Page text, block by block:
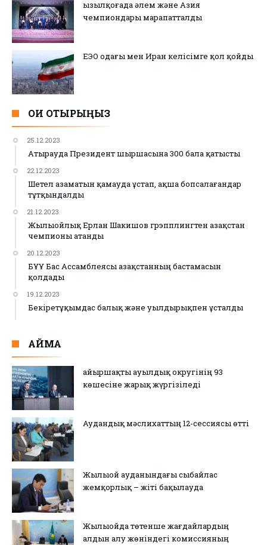
Қызылқоғада әлем және Азия
чемпиондары марапатталды
ЕЭО одағы мен Иран келісімге қол қойды
ОҚИ ОТЫРЫҢЫЗ
25.12.2023
Атырауда Президент шыршасына 300 бала қатысты
22.12.2023
Шетел азаматын қамауда ұстап, ақша бопсалағандар
тұтқындалды
21.12.2023
Жылыойлық Ерлан Шакишов грэпплингтен Қазақстан
чемпионы атанды
20.12.2023
БҰҰ Бас Ассамблеясы Қазақстанның бастамасын
қолдады
19.12.2023
Бекіретұқымдас балық және уылдырықпен ұсталды
АЙМАҚ
Қайыршақты ауылдық округінің 93
көшесіне жарық жүргізіледі
Аудандық мәслихаттың 12-сессиясы өтті
Жылыой ауданындағы сыбайлас
жемқорлық – жіті бақылауда
Жылыойда төтенше жағдайлардың
алдын алу жөніндегі комиссияның